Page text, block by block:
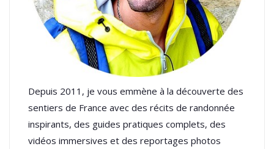
Depuis 2011, je vous emmène à la découverte des
sentiers de France avec des récits de randonnée
inspirants, des guides pratiques complets, des
vidéos immersives et des reportages photos